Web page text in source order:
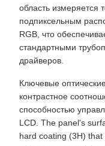
область измеряется
подпиксельным
RGB, что
стандартными
драйверов.
Ключевые
контрастное
способностью
LCD. The panel's
hard coating (3H)